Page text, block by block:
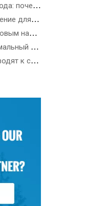
Сокращение затрат и выбросов углерода: почему коммерческие тепловые насосы R290 ATW — это будущее энергоэффективных зданий
Heat PRO – Как интеллектуальное решение для отопления SPRSUN облегчает жизнь
Какой размер водонагревателя с тепловым насосом мне нужен?
Лучший и самый эффективный геотермальный тепловой насос
Тихая революция: как правила ЕС приводят к стандартам шума тепловых насосов